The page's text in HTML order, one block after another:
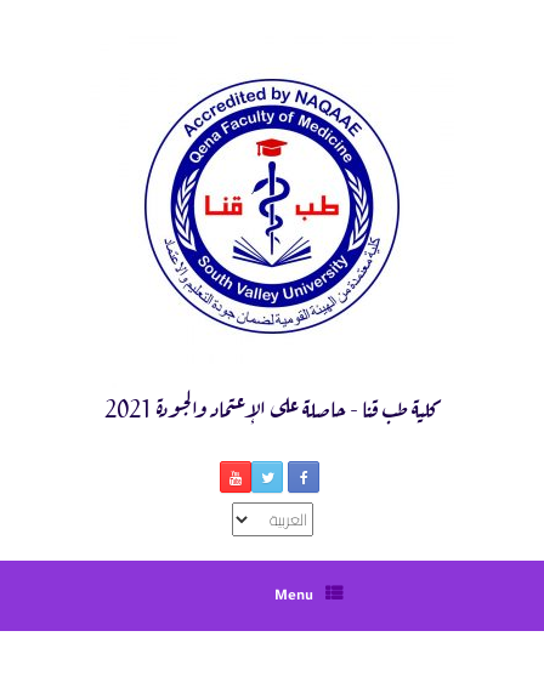
كلية طب قنا - حاصلة على الإعتماد والجودة 2021
اختر
لغة
Menu